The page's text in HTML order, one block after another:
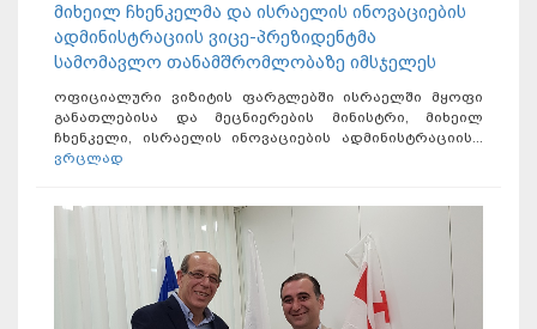
მიხეილ ჩხენკელმა და ისრაელის ინოვაციების
ადმინისტრაციის ვიცე-პრეზიდენტმა
სამომავლო თანამშრომლობაზე იმსჯელეს
ოფიციალური ვიზიტის ფარგლებში ისრაელში მყოფი
განათლებისა და მეცნიერების მინისტრი, მიხეილ
ჩხენკელი, ისრაელის ინოვაციების ადმინისტრაციის...
ვრცლად